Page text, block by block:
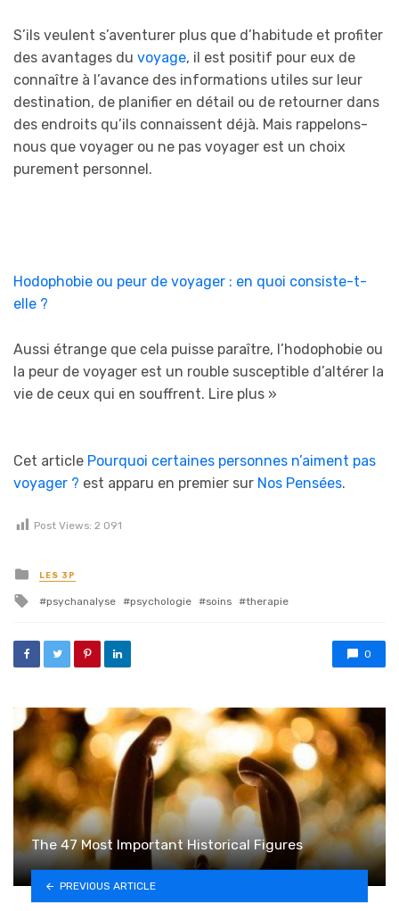
S’ils veulent s’aventurer plus que d’habitude et profiter
des avantages du voyage, il est positif pour eux de
connaître à l’avance des informations utiles sur leur
destination, de planifier en détail ou de retourner dans
des endroits qu’ils connaissent déjà. Mais rappelons-
nous que voyager ou ne pas voyager est un choix
purement personnel.
Hodophobie ou peur de voyager : en quoi consiste-t-
elle ?
Aussi étrange que cela puisse paraître, l’hodophobie ou
la peur de voyager est un rouble susceptible d’altérer la
vie de ceux qui en souffrent. Lire plus »
Cet article Pourquoi certaines personnes n’aiment pas
voyager ? est apparu en premier sur Nos Pensées.
Post Views: 2 091
Posted in
LES 3P
Tagged with
psychanalyse psychologie soins therapie
0
The 47 Most Important Historical Figures
PREVIOUS ARTICLE